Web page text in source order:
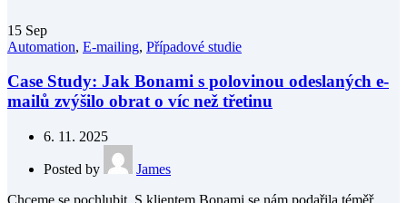
15 Sep
Automation, E-mailing, Případové studie
Case Study: Jak Bonami s polovinou odeslaných e-
mailů zvýšilo obrat o víc než třetinu
6. 11. 2025
Posted by
James